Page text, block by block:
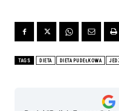
TAGS DIETA DIETA PUDEŁKOWA